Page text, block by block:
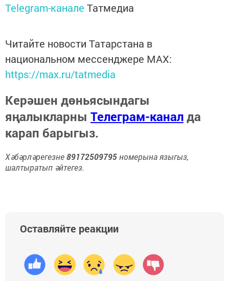
Telegram-канале Татмедиа
Читайте новости Татарстана в
национальном мессенджере MАХ:
https://max.ru/tatmedia
Керәшен дөньясындагы
яңалыкларны Телеграм-каналда
карап барыгыз.
Хәбәрләрегезне89172509795номерына языгыз,
шалтыратып әйтегез.
Оставляйте реакции